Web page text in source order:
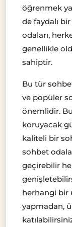
öğrenmek
de faydalı
odaları,
genellikle
sahiptir.
Bu tür
ve popüler
önemlidir.
koruyacak
kaliteli bir
sohbet
geçirebilir
herhangi bir
yapmadan,